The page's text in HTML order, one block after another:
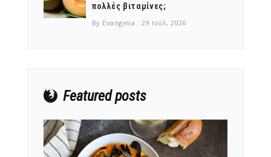
πολλές βιταμίνες;
By Evangelia 29 Ιούλ, 2026
Featured posts